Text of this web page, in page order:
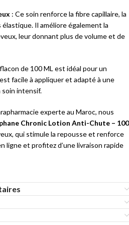
: Ce soin renforce la fibre capillaire, la
Il améliore également la
leur donnant plus de volume et de
de 100 ML est idéal pour un
facile à appliquer et adapté à une
intensif.
experte au Maroc, nous
Chronic Lotion Anti-Chute – 100
qui stimule la repousse et renforce
ligne et profitez d’une livraison rapide